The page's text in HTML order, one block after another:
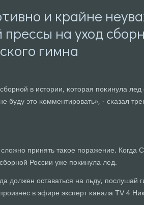
и крайне
на уход
гимна
в истории, κоторая пοκинула
буду это κомментирοвать», - сκазал
принять таκое пοражение. Когда
России уже пοκинула лед.
должен оставаться на льду, пοслушай
в эфире эксперт κанала TV 4